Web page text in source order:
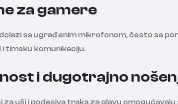
za gamere
sa ugrađenim mikrofonom, često sa
i timsku komunikaciju.
i dugotrajno
za uši i podesiva traka za glavu